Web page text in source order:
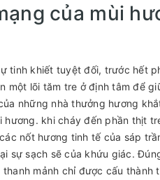
của mùi
tinh khiết tuyệt đối, trước hết
một lõi tăm tre ở định tâm để
những nhà thưởng hương
khi cháy đến phần thịt
nốt hương tinh tế của sáp
sự sạch sẽ của khứu giác.
mảnh chỉ được cấu thành